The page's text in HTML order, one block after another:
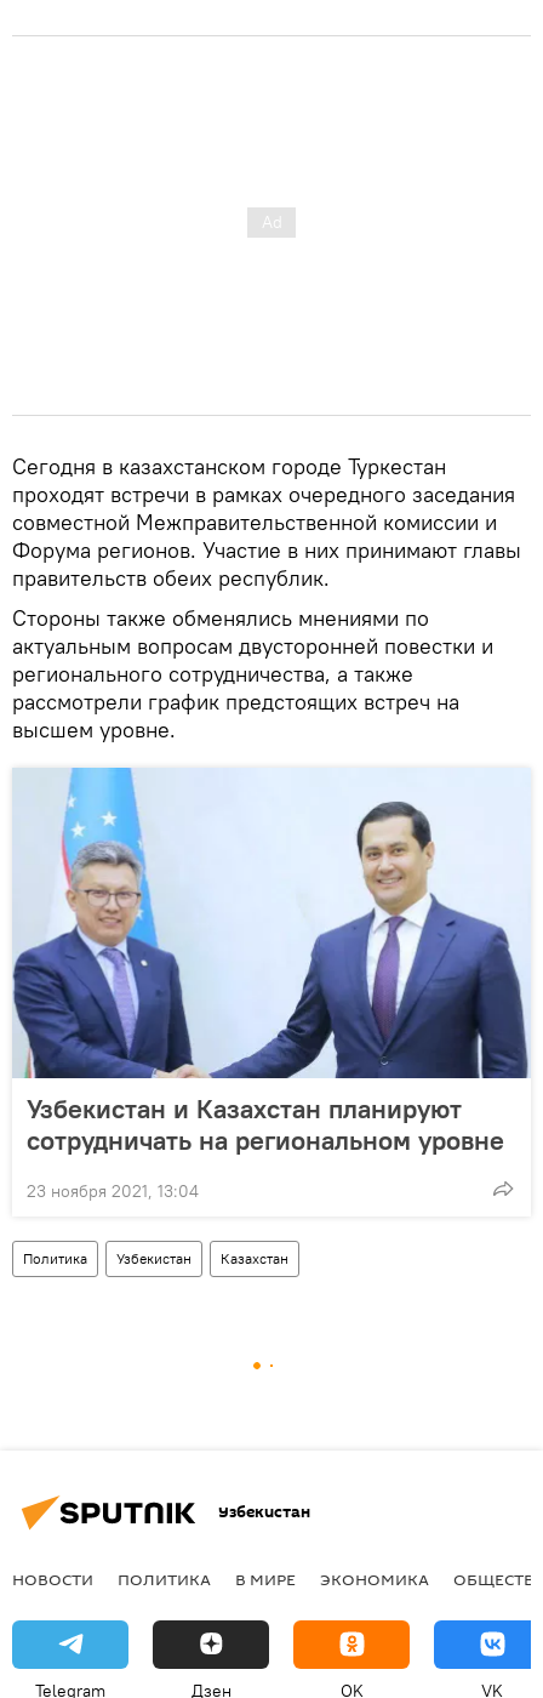
Сегодня в казахстанском городе Туркестан
проходят встречи в рамках очередного заседания
совместной Межправительственной комиссии и
Форума регионов. Участие в них принимают главы
правительств обеих республик.
Стороны также обменялись мнениями по
актуальным вопросам двусторонней повестки и
регионального сотрудничества, а также
рассмотрели график предстоящих встреч на
высшем уровне.
Узбекистан и Казахстан планируют
сотрудничать на региональном уровне
23 ноября 2021, 13:04
Политика Узбекистан Казахстан
Узбекистан
НОВОСТИ ПОЛИТИКА В МИРЕ ЭКОНОМИКА
Telegram Дзен OK VK